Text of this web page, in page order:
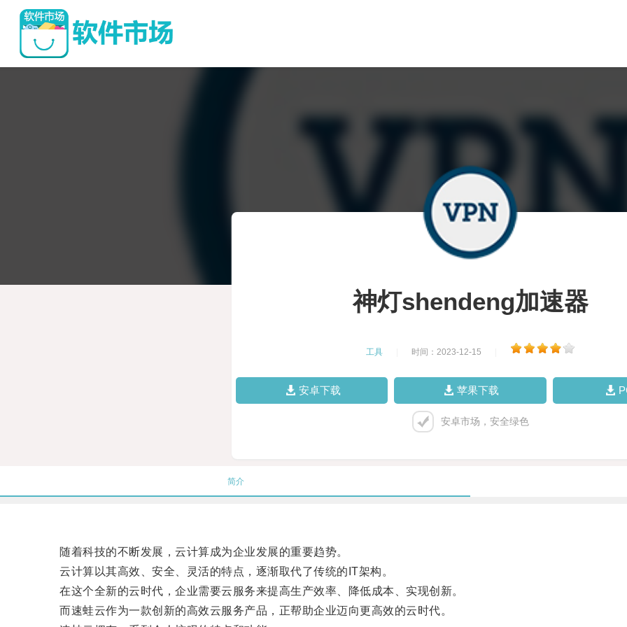
神灯shendeng加速器
工具 时间：2023-12-15
安卓下载 苹果下载
安卓市场，安全绿色
简介
随着科技的不断发展，云计算成为企业发展的重要趋势。
云计算以其高效、安全、灵活的特点，逐渐取代了传统的IT架构。
在这个全新的云时代，企业需要云服务来提高生产效率、降低成本、实现创新。
而速蛙云作为一款创新的高效云服务产品，正帮助企业迈向更高效的云时代。